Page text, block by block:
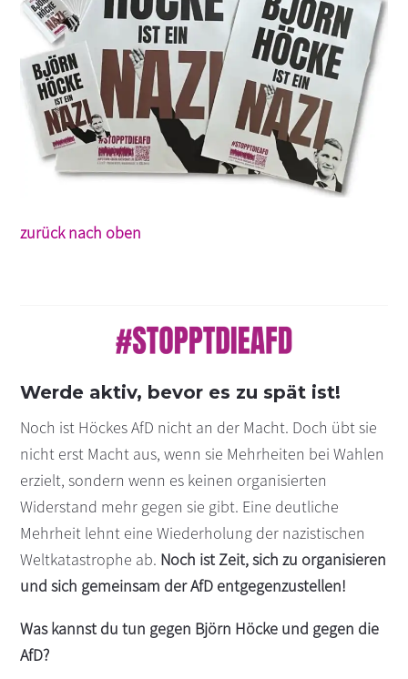
zurück nach oben
Werde aktiv, bevor es zu spät ist!
Noch ist Höckes AfD nicht an der Macht. Doch übt sie
nicht erst Macht aus, wenn sie Mehrheiten bei Wahlen
erzielt, sondern wenn es keinen organisierten
Widerstand mehr gegensie gibt. Eine deutliche
Mehrheit lehnt eineWiederholung der nazistischen
Weltkatastrophe ab. Noch ist Zeit, sich zu organisieren
und sich gemeinsam der AfD entgegenzustellen!
Was kannst du tun gegen Björn Höcke und gegen die
AfD?